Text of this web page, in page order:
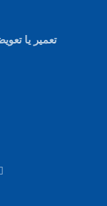
تعمیر یا